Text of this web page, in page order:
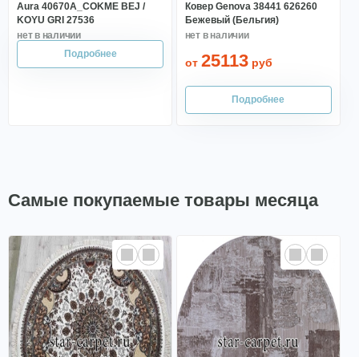
Aura 40670A_COKME BEJ /
KOYU GRI 27536
Ковер Genova 38441 626260
Бежевый (Бельгия)
от 25113руб
Самые покупаемые товары месяца